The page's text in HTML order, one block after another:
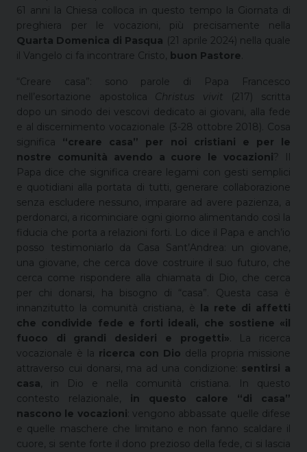
61 anni la Chiesa colloca in questo tempo la Giornata di
preghiera per le vocazioni, più precisamente nella
Quarta Domenica di Pasqua (21 aprile 2024) nella quale
il Vangelo ci fa incontrare Cristo, buon Pastore
“Creare casa”: sono parole di Papa Francesco
nell’esortazione apostolica
Christus vivit (217) scritta
dopo un sinodo dei vescovi dedicato ai giovani, alla fede
e al discernimento vocazionale (3-28 ottobre 2018). Cosa
significa “creare casa” per noi cristiani e per le
nostre comunità avendo a cuore le vocazioni ? Il
Papa dice che significa creare legami con gesti semplici
e quotidiani alla portata di tutti, generare collaborazione
senza escludere nessuno, imparare ad avere pazienza, a
perdonarci, a ricominciare ogni giorno alimentando così la
fiducia che porta a relazioni forti. Lo dice il Papa e anch’io
posso testimoniarlo da Casa Sant’Andrea: un giovane,
una giovane, che cerca dove costruire il suo futuro, che
cerca come rispondere alla chiamata di Dio, che cerca
per chi donarsi, ha bisogno di “casa”. Questa casa è
innanzitutto la comunità cristiana, è la rete di affetti
che condivide fede e forti ideali, che sostiene «il
fuoco di grandi desideri e progetti» . La ricerca
vocazionale è la ricerca con Dio della propria missione
attraverso cui donarsi, ma ad una condizione: sentirsi a
casa, in Dio e nella comunità cristiana.
In questo
contesto relazionale, in questo calore “di casa”
nascono le vocazioni : vengono abbassate quelle difese
e quelle maschere che limitano e non fanno scaldare il
cuore, si sente forte il dono prezioso della fede, ci si lascia